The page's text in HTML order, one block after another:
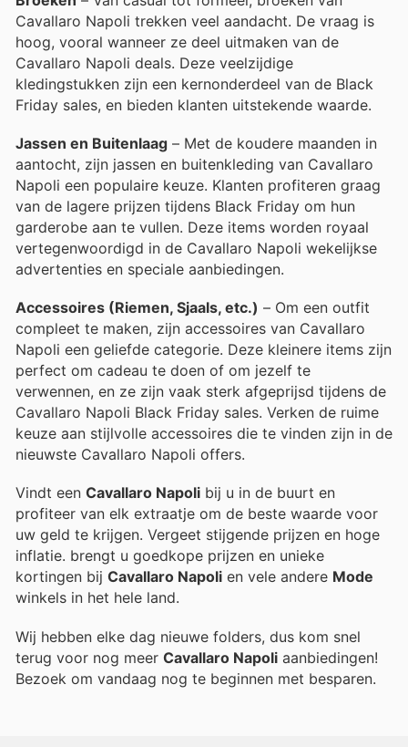
Cavallaro Napoli trekken veel aandacht. De vraag is
hoog, vooral wanneer ze deel uitmaken van de
Cavallaro Napoli deals. Deze veelzijdige
kledingstukken zijn een kernonderdeel van de Black
Friday sales, en bieden klanten uitstekende waarde.
Jassen en Buitenlaag – Met de koudere maanden in
aantocht, zijn jassen en buitenkleding van Cavallaro
Napoli een populaire keuze. Klanten profiteren graag
van de lagere prijzen tijdens Black Friday om hun
garderobe aan te vullen. Deze items worden royaal
vertegenwoordigd in de Cavallaro Napoli wekelijkse
advertenties en speciale aanbiedingen.
Accessoires (Riemen, Sjaals, etc.) – Om een outfit
compleet te maken, zijn accessoires van Cavallaro
Napoli een geliefde categorie. Deze kleinere items zijn
perfect om cadeau te doen of om jezelf te
verwennen, en ze zijn vaak sterk afgeprijsd tijdens de
Cavallaro Napoli Black Friday sales. Verken de ruime
keuze aan stijlvolle accessoires die te vinden zijn in de
nieuwste Cavallaro Napoli offers.
Vindt een Cavallaro Napoli bij u in de buurt en
profiteer van elk extraatje om de beste waarde voor
uw geld te krijgen. Vergeet stijgende prijzen en hoge
inflatie. brengt u goedkope prijzen en unieke
kortingen bij Cavallaro Napoli en vele andere Mode
winkels in het hele land.
Wij hebben elke dag nieuwe folders, dus kom snel
terug voor nog meer Cavallaro Napoli aanbiedingen!
Bezoek om vandaag nog te beginnen met besparen.